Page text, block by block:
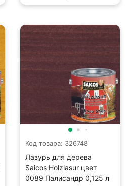
Код товара: 326748
Лазурь для дерева
Saicos Holzlasur цвет
0089 Палисандр 0,125 л